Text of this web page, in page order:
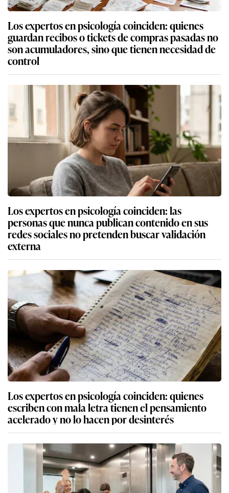
Los expertos en psicología coinciden: quienes
guardan recibos o tickets de compras pasadas no
son acumuladores, sino que tienen necesidad de
control
Los expertos en psicología coinciden: las
personas que nunca publican contenido en sus
redes sociales no pretenden buscar validación
externa
Los expertos en psicología coinciden: quienes
escriben con mala letra tienen el pensamiento
acelerado y no lo hacen por desinterés